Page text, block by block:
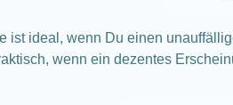
ist ideal, wenn Du einen
wenn ein dezentes